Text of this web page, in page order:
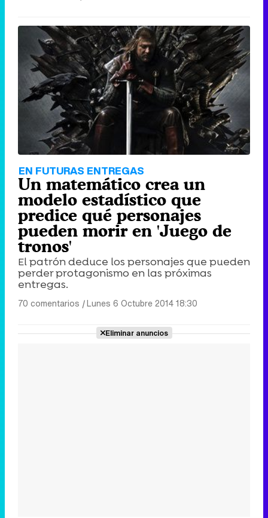
EN FUTURAS ENTREGAS
Un matemático crea un
modelo estadístico que
predice qué personajes
pueden morir en 'Juego de
tronos'
El patrón deduce los personajes que pueden
perder protagonismo en las próximas
entregas.
70 comentarios |Lunes 6 Octubre 2014 18:30
Eliminar anuncios